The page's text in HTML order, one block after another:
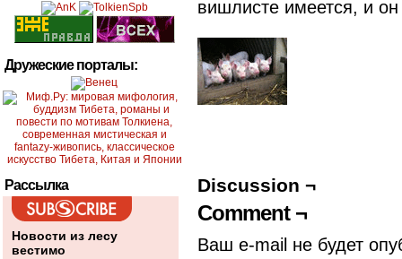
Дружеские порталы:
Рассылка
Новости из лесу
вестимо
вишлисте имеется, и он
Discussion ¬
Comment ¬
Ваш e-mail не будет